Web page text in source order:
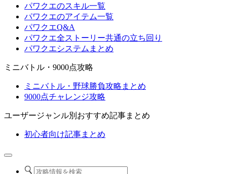
パワクエのスキル一覧
パワクエのアイテム一覧
パワクエQ&A
パワクエ全ストーリー共通の立ち回り
パワクエシステムまとめ
ミニバトル・9000点攻略
ミニバトル・野球勝負攻略まとめ
9000点チャレンジ攻略
ユーザージャンル別おすすめ記事まとめ
初心者向け記事まとめ